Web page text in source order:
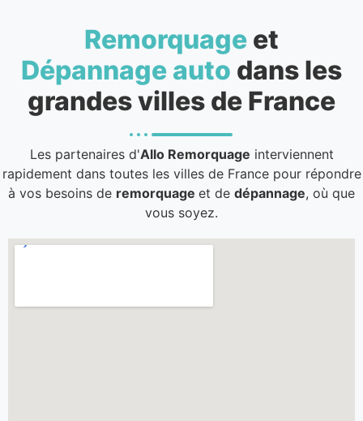
Remorquage et
Dépannage auto dans les
grandes villes de France
Les partenaires d'Allo Remorquage interviennent
rapidement dans toutes les villes de France pour répondre
à vos besoins de remorquage et de dépannage, où que
vous soyez.